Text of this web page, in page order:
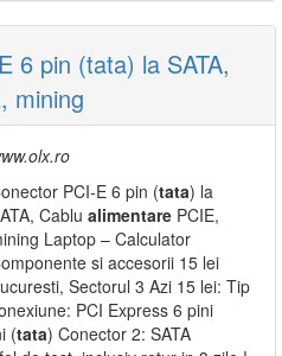
6 pin (tata) la SATA,
mining
PCI-E 6 pin (tata) la
Cablu alimentare PCIE,
Laptop – Calculator
si accesorii 15 lei
Sectorul 3 Azi 15 lei: Tip
PCI Express 6 pini
(tata) Conector 2: SATA